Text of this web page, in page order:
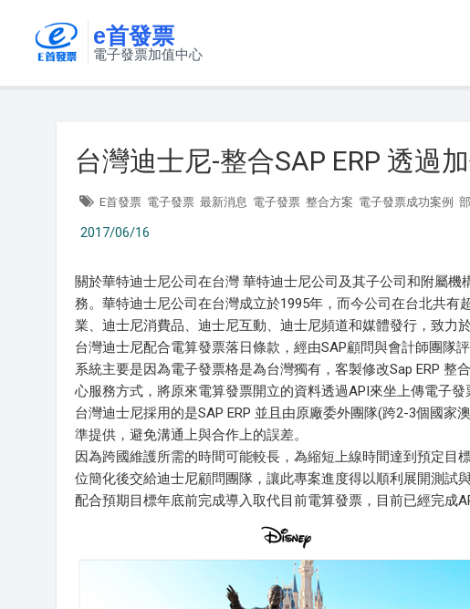
e首發票
電子發票加值中心
台灣迪士尼-整合SAP ERP 透過
E首發票 電子發票 最新消息 電子發票 整合方案 電子發票成功案例
2017/06/16
關於華特迪士尼公司在台灣 華特迪士尼公司及其子公司和附屬
務。華特迪士尼公司在台灣成立於1995年，而今公司在台北共
業、迪士尼消費品、迪士尼互動、迪士尼頻道和媒體發行，致力
台灣迪士尼配合電算發票落日條款，經由SAP顧問與會計師團隊
系統主要是因為電子發票格是為台灣獨有，客製修改Sap ERP
心服務方式，將原來電算發票開立的資料透過API來坐上傳電子發
台灣迪士尼採用的是SAP ERP 並且由原廠委外團隊(跨2-3個國
準提供，避免溝通上與合作上的誤差。
因為跨國維護所需的時間可能較長，為縮短上線時間達到預定
位簡化後交給迪士尼顧問團隊，讓此專案進度得以順利展開測試與
配合預期目標年底前完成導入取代目前電算發票，目前已經完成